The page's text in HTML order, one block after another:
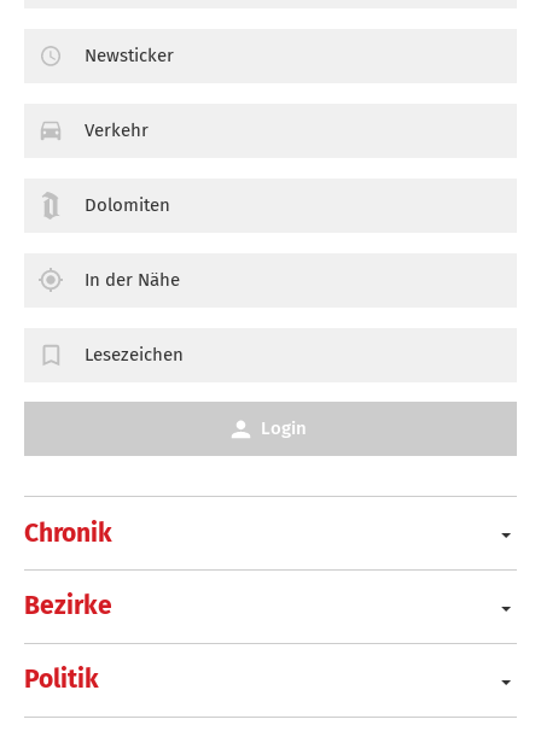
Chronik
Bezirke
Politik
Newsticker
Verkehr
Dolomiten
In der Nähe
Lesezeichen
Login